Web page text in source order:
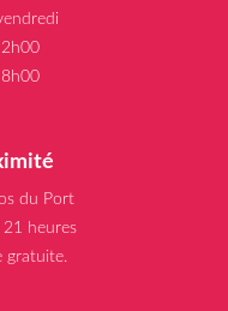
du Port
heures
gratuite.